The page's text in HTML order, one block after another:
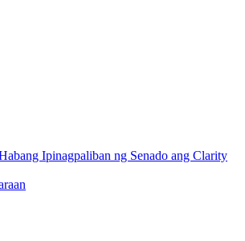
Ipinagpaliban ng Senado ang Clarity